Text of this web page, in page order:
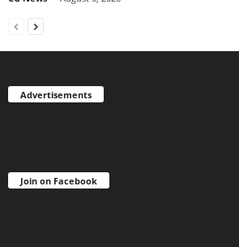
Advertisements
Join on Facebook